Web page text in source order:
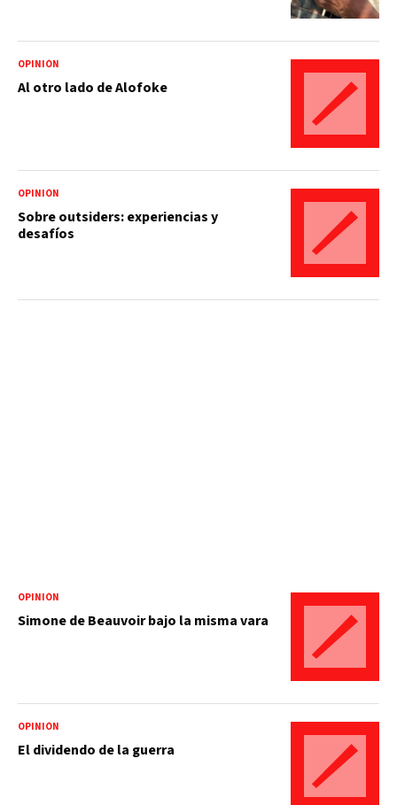
OPINIÓN
Al otro lado de Alofoke
OPINIÓN
Sobre outsiders: experiencias y
desafíos
OPINIÓN
Simone de Beauvoir bajo la misma vara
OPINIÓN
El dividendo de la guerra